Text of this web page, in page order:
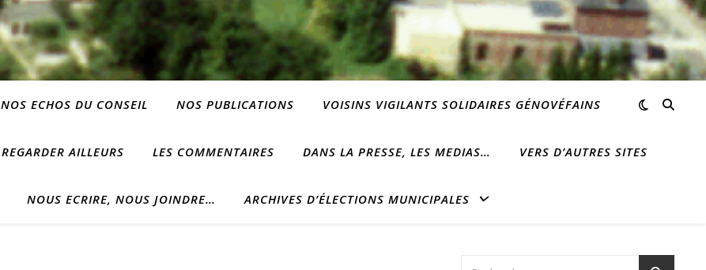
NOS ECHOS DU CONSEIL NOS PUBLICATIONS VOISINS VIGILANTS SOLIDAIRES GÉNOVÉFAINS
REGARDER AILLEURS LES COMMENTAIRES DANS LA PRESSE, LES MEDIAS… VERS D’AUTRES SITES
NOUS ECRIRE, NOUS JOINDRE… ARCHIVES D’ÉLECTIONS MUNICIPALES